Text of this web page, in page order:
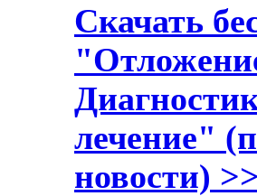
Скачать
лечение"
новости)